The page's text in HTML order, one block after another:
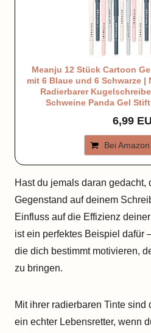
Meanju 12 Stück Cartoon
mit 6 Blaue und 6 Schwarze
Radierbarer
Schweine Panda Gel
6,99
Bei
Hast du jemals daran gedacht,
Gegenstand auf deinem
Einfluss auf die Effizienz
ist ein perfektes Beispiel dafür
die dich bestimmt motivieren,
zu bringen.
Mit ihrer radierbaren Tinte sind
ein echter Lebensretter, wenn